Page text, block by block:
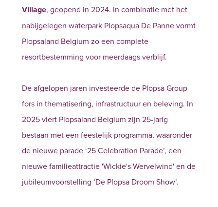
Village, geopend in 2024. In combinatie met het
nabijgelegen waterpark Plopsaqua De Panne vormt
Plopsaland Belgium zo een complete
resortbestemming voor meerdaags verblijf.
De afgelopen jaren investeerde de Plopsa Group
fors in thematisering, infrastructuur en beleving. In
2025 viert Plopsaland Belgium zijn 25-jarig
bestaan met een feestelijk programma, waaronder
de nieuwe parade ‘25 Celebration Parade’, een
nieuwe familieattractie 'Wickie's Wervelwind' en de
jubileumvoorstelling ‘De Plopsa Droom Show’.